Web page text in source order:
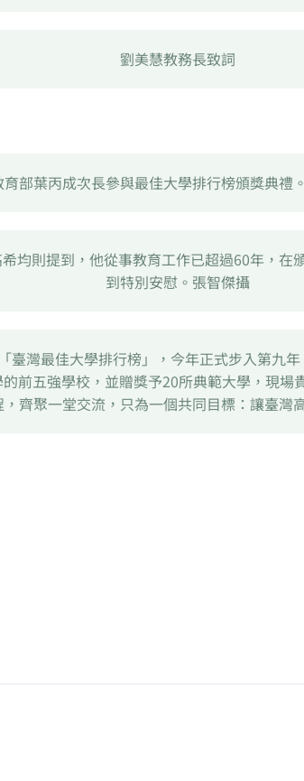
劉美慧教務長致詞
育部葉丙成次長參與最佳大學排行榜頒獎典禮
均則提到，他從事教育工作已超過60年，在
到特別安慰。張智傑攝
臺灣最佳大學排行榜」，今年正式步入第九
的前五強學校，並贈獎予20所典範大學，現
，齊聚一堂交流，只為一個共同目標：讓臺灣